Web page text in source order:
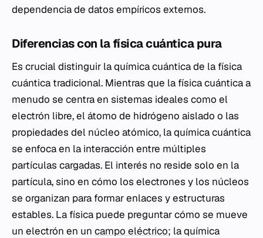
dependencia de datos empíricos externos.
Diferencias con la física cuántica pura
Es crucial distinguir la química cuántica de la física
cuántica tradicional. Mientras que la física cuántica a
menudo se centra en sistemas ideales como el
electrón libre, el átomo de hidrógeno aislado o las
propiedades del núcleo atómico, la química cuántica
se enfoca en la interacción entre múltiples
partículas cargadas. El interés no reside solo en la
partícula, sino en cómo los electrones y los núcleos
se organizan para formar enlaces y estructuras
estables. La física puede preguntar cómo se mueve
un electrón en un campo eléctrico; la química